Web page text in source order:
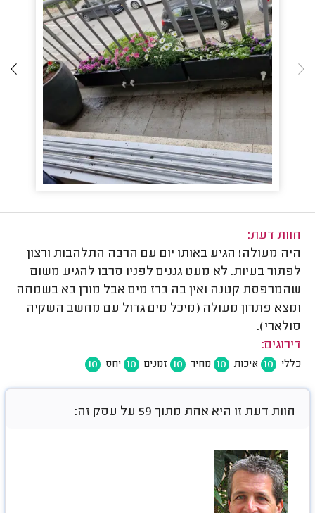
חוות דעת:
היה מעולה! הגיע באותו יום עם הרבה התלהבות ורצון
לפתור בעיות. לא מעט גננים לפניו סרבו להגיע משום
שהמרפסת קטנה ואין בה ברז מים אבל מורן בא בשמחה
ומצא פתרון מעולה (מיכל מים גדול עם מחשב השקיה
סולארי).
דירוגים:
כללי 10 איכות 10 מחיר 10 זמנים 10 יחס 10
חוות דעת זו היא אחת מתוך 59 על עסק זה: